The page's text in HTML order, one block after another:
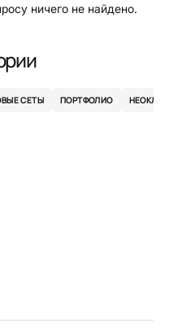
ничего не найдено.
СЕТЫ ПОРТФОЛИО